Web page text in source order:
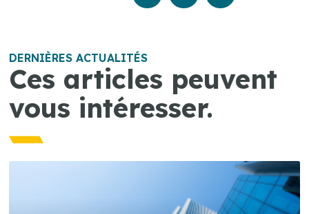
DERNIÈRES ACTUALITÉS
Ces articles peuvent
vous intéresser.